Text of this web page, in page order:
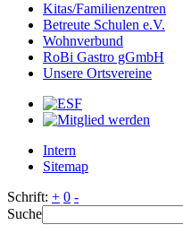
Kitas/Familienzentren
Betreute Schulen e.V.
Wohnverbund
RoBi Gastro gGmbH
Unsere Ortsvereine
Intern
Sitemap
Schrift: + 0 -
Suche